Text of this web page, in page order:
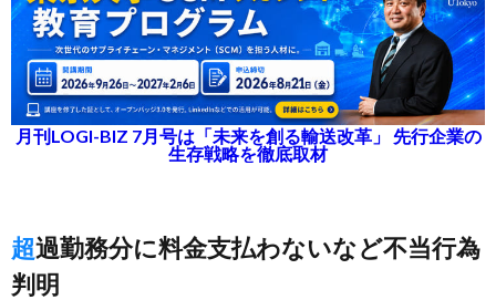
月刊LOGI-BIZ 7月号は「未来を創る輸送改革」 先行企業の
生存戦略を徹底取材
超過勤務分に料金支払わないなど不当行為
判明